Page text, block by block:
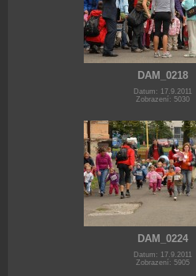
DAM_0218
Datum: 17.9.2011
Zobrazení: 5030
DAM_0224
Datum: 17.9.2011
Zobrazení: 5905